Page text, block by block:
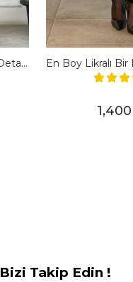
Polo Yaka Çizgili Gömlek Detaylı Kısa Kollu Takım - BORDO
Bizi Takip Edin !